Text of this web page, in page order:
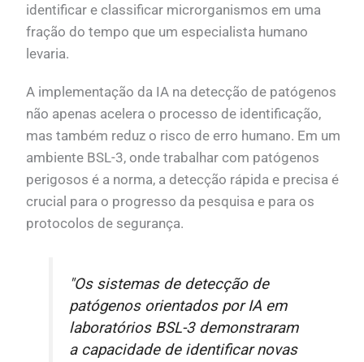
identificar e classificar microrganismos em uma
fração do tempo que um especialista humano
levaria.
A implementação da IA na detecção de patógenos
não apenas acelera o processo de identificação,
mas também reduz o risco de erro humano. Em um
ambiente BSL-3, onde trabalhar com patógenos
perigosos é a norma, a detecção rápida e precisa é
crucial para o progresso da pesquisa e para os
protocolos de segurança.
"Os sistemas de detecção de
patógenos orientados por IA em
laboratórios BSL-3 demonstraram
a capacidade de identificar novas